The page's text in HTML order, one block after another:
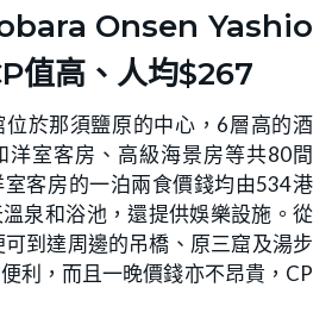
Onsen Yashio
值高、人均$267
於那須鹽原的中心，6層高的酒
洋室客房、高級海景房等共80間
客房的一泊兩食價錢均由534港
泉和浴池，還提供娛樂設施。從
到達周邊的吊橋、原三窟及湯步
利，而且一晚價錢亦不昂貴，CP